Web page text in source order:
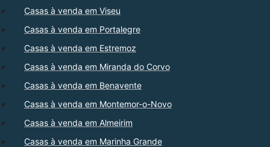
Casas à venda em Viseu
Casas à venda em Portalegre
Casas à venda em Estremoz
Casas à venda em Miranda do Corvo
Casas à venda em Benavente
Casas à venda em Montemor-o-Novo
Casas à venda em Almeirim
Casas à venda em Marinha Grande